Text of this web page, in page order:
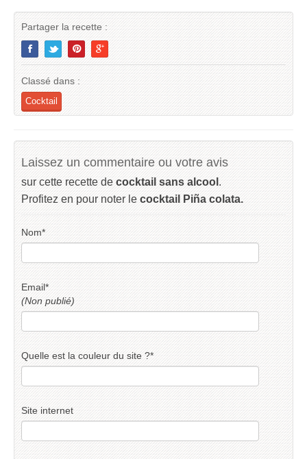
Partager la recette :
Classé dans :
Cocktail
Laissez un commentaire ou votre avis
sur cette recette de cocktail sans alcool .
Profitez en pour noter le cocktail Piña colata.
Nom*
Email*
(Non publié)
Quelle est la couleur du site ?*
Site internet